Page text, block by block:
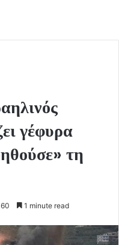
γέφυρα
τη
60 1 minute read